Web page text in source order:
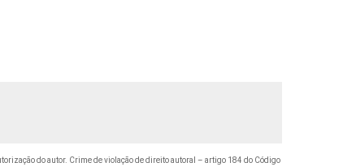
do autor. Crime de violação de direito autoral – artigo 184 do Código